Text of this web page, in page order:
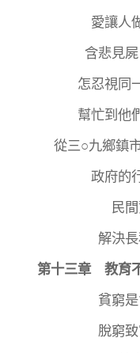
愛讓人
含悲見
怎忍視同
幫忙到他
從三○九鄉鎮
政府的
民
解決
第十三章 教育
貧窮
脫窮